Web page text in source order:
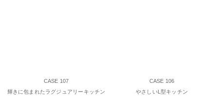
CASE 107
輝きに包まれたラグジュアリーキッチン
CASE 106
やさしいL型キッチン